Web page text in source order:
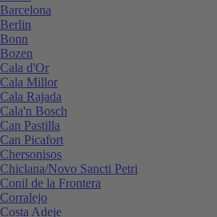
Barcelona
Berlin
Bonn
Bozen
Cala d'Or
Cala Millor
Cala Rajada
Cala'n Bosch
Can Pastilla
Can Picafort
Chersonisos
Chiclana/Novo Sancti Petri
Conil de la Frontera
Corralejo
Costa Adeje